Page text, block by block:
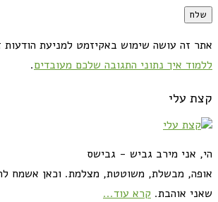
אתר זה עושה שימוש באקיזמט למניעת הודעות
ללמוד איך נתוני התגובה שלכם מעובדים.
קצת עלי
הי, אני מירב גביש - גבישס
אופה, מבשלת, משוטטת, מצלמת. וכאן אשמח
שאני אוהבת. קרא עוד...